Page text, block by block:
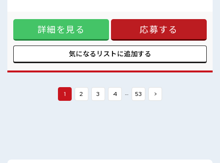
環境が整っています！ イチからスキルUP・ステップUP目指
していきましょう！ ≪収入アップを目指せる≫ 高時給だらけ
の派遣のお仕事です！ ■職場の雰囲気 一息つける休憩スペー
スもあります！ 持ち物が多いあなたにもぴったり☆ ロッカー
付き職場♪ 残業はほとんどなし！ プライベートも謳歌できる
詳細を見る 応募する
気になるリストに追加する
1 2 3 4 … 53 >